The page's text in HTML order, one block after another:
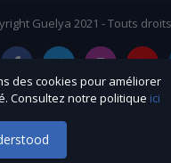
Guelya 2021 - Touts
des cookies pour améliorer
Consultez notre politique ici